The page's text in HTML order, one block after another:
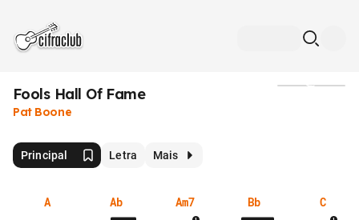
Fools Hall Of Fame
Pat Boone
Principal Letra Mais
A Ab Am7 Bb C